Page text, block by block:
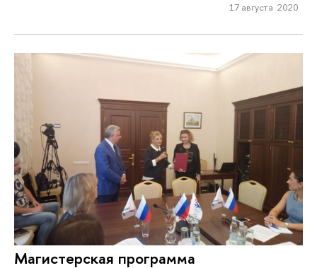
17 августа 2020
Магистерская программа